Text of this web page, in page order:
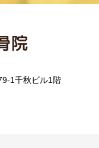
1千秋ビル1階